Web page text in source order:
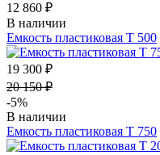
12 860 ₽
В наличии
Емкость пластиковая Т 500
19 300 ₽
20 150 ₽
-5%
В наличии
Емкость пластиковая Т 750